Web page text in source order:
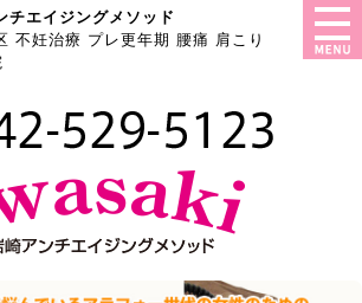
チエイジングメソッド
不妊治療 プレ更年期 腰痛 肩こり